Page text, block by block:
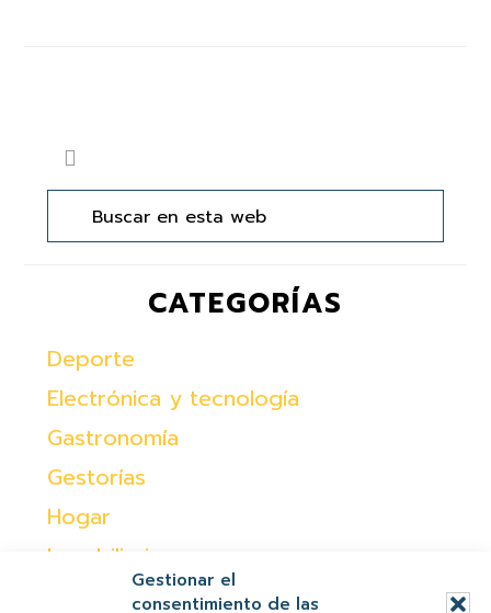
Gestionar el
consentimiento de las
lateral
principal
Buscar
en
web
CATEGORÍAS
Deporte
Electrónica y tecnología
Gastronomía
Gestorías
Hogar
Inmobiliaria